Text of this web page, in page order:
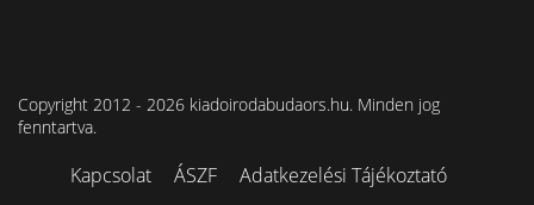
Copyright 2012 - 2026 kiadoirodabudaors.hu. Minden jog
fenntartva.
Kapcsolat ÁSZF Adatkezelési Tájékoztató